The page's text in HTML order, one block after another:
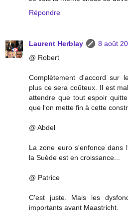
Répondre
Laurent Herblay
8 août
@ Robert
Complètement d'accord sur
plus ce sera coûteux. Il est
attendre que tout espoir
que l'on mette fin à cette
@ Abdel
La zone euro s'enfonce dans
la Suède est en croissance...
@ Patrice
C'est juste. Mais les
importants avant Maastricht.